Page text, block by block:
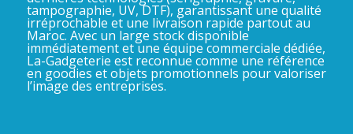
tampographie, UV, DTF), garantissant une qualité
irréprochable et une livraison rapide partout au
Maroc. Avec un large stock disponible
immédiatement et une équipe commerciale dédiée,
La-Gadgeterie est reconnue comme une référence
en goodies et objets promotionnels pour valoriser
l’image des entreprises.